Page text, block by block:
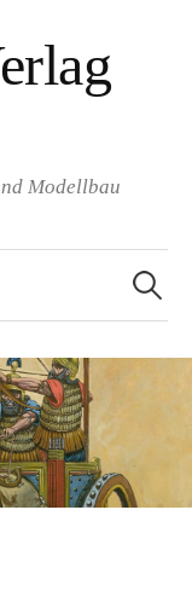
Modellbau
nach: